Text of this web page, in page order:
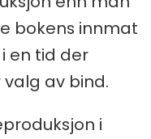
bokens innmat
en tid der
av bind.
i